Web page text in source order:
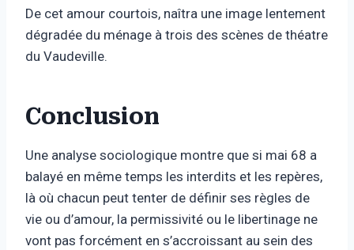
De cet amour courtois, naîtra une image lentement
dégradée du ménage à trois des scènes de théatre
du Vaudeville.
Conclusion
Une analyse sociologique montre que si mai 68 a
balayé en même temps les interdits et les repères,
là où chacun peut tenter de définir ses règles de
vie ou d’amour, la permissivité ou le libertinage ne
vont pas forcément en s’accroissant au sein des